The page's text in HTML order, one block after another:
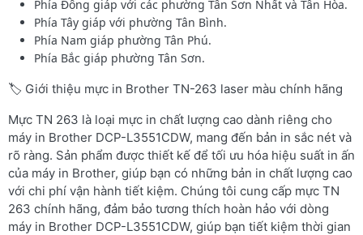
Phía Đông giáp với các phường Tân Sơn Nhất và Tân Hòa.
Phía Tây giáp với phường Tân Bình.
Phía Nam giáp phường Tân Phú.
Phía Bắc giáp phường Tân Sơn.
🏷️ Giới thiệu mực in Brother TN-263 laser màu chính hãng
Mực TN 263 là loại mực in chất lượng cao dành riêng cho
máy in Brother DCP-L3551CDW, mang đến bản in sắc nét và
rõ ràng. Sản phẩm được thiết kế để tối ưu hóa hiệu suất in ấn
của máy in Brother, giúp bạn có những bản in chất lượng cao
với chi phí vận hành tiết kiệm. Chúng tôi cung cấp mực TN
263 chính hãng, đảm bảo tương thích hoàn hảo với dòng
máy in Brother DCP-L3551CDW, giúp bạn tiết kiệm thời gian